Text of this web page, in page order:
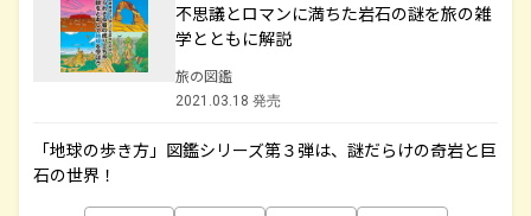
不思議とロマンに満ちた岩石の謎を旅の雑
学とともに解説
旅の図鑑
2021.03.18 発売
「地球の歩き方」図鑑シリーズ第３弾は、謎だらけの奇岩と巨
石の世界！